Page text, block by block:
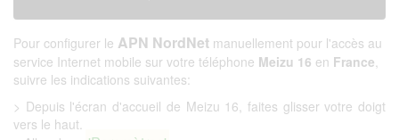
Pour configurer le APN NordNet manuellement pour l'accès au
service Internet mobile sur votre téléphone Meizu 16 en France,
suivre les indications suivantes:
> Depuis l'écran d'accueil de Meizu 16, faites glisser votre doigt
vers le haut.